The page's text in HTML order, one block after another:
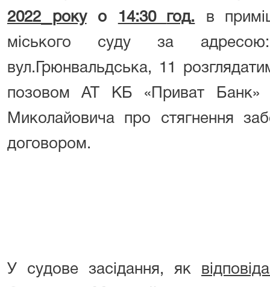
2022
року о 14:30 год.
в
міського суду за
вул.Грюнвальдська, 11
позовомАТ КБ «Приват Банк»
Миколайовича про стягнення
договором.
У судове засідання, як